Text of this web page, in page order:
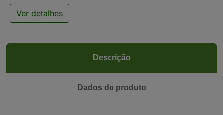
Ver detalhes
Descrição
Dados do produto